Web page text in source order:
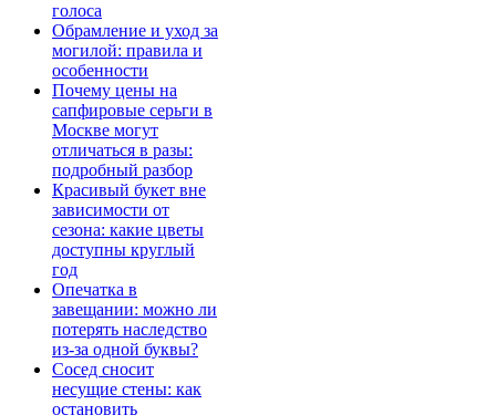
голоса
Обрамление и уход за
могилой: правила и
особенности
Почему цены на
сапфировые серьги в
Москве могут
отличаться в разы:
подробный разбор
Красивый букет вне
зависимости от
сезона: какие цветы
доступны круглый
год
Опечатка в
завещании: можно ли
потерять наследство
из-за одной буквы?
Сосед сносит
несущие стены: как
остановить